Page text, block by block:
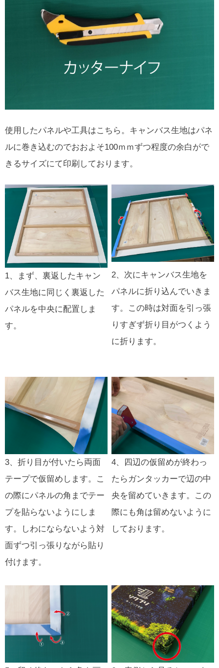
使用したパネルや工具はこちら。キャンバス生地はパネ
ルに巻き込むのでおおよそ100ｍｍずつ程度の余白がで
きるサイズにて印刷しております。
1、まず、裏返したキャン
バス生地に同じく裏返した
パネルを中央に配置しま
す。
2、次にキャンバス生地を
パネルに折り込んでいきま
す。この時は対面を引っ張
りすぎず折り目がつくよう
に折ります。
3、折り目が付いたら両面
テープで仮留めします。こ
の際にパネルの角までテー
プを貼らないようにしま
す。しわにならないよう対
面ずつ引っ張りながら貼り
付けます。
4、四辺の仮留めが終わっ
たらガンタッカーで辺の中
央を留めていきます。この
際にも角は留めないように
しております。